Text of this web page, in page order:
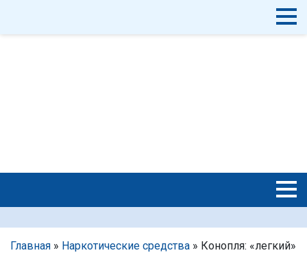
Главная » Наркотические средства » Конопля: «легкий»